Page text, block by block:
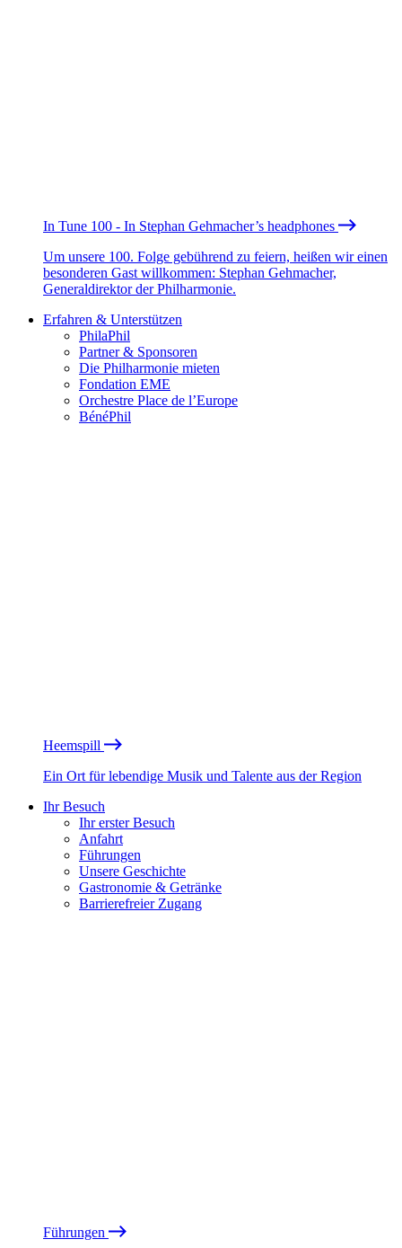
In Tune 100 - In Stephan Gehmacher’s headphones
Um unsere 100. Folge gebührend zu feiern, heißen wir einen
besonderen Gast willkommen: Stephan Gehmacher,
Generaldirektor der Philharmonie.
Erfahren & Unterstützen
PhilaPhil
Partner & Sponsoren
Die Philharmonie mieten
Fondation EME
Orchestre Place de l’Europe
BénéPhil
Heemspill
Ein Ort für lebendige Musik und Talente aus der Region
Ihr Besuch
Ihr erster Besuch
Anfahrt
Führungen
Unsere Geschichte
Gastronomie & Getränke
Barrierefreier Zugang
Führungen